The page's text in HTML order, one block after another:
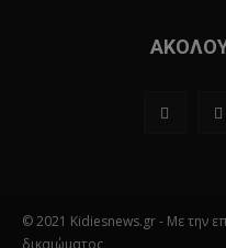
© 2021 Kidiesnews.gr - Με την